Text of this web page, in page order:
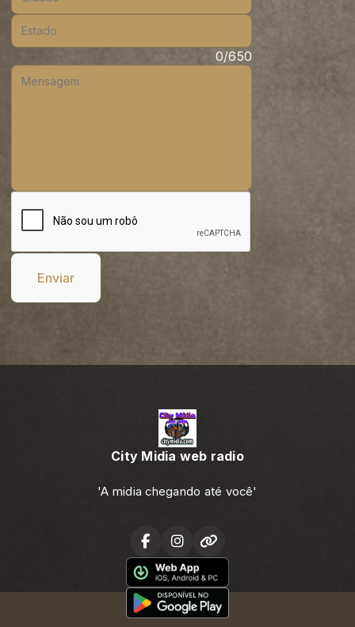
Estado:
0/650
Enviar
City Midia web radio
'A midia chegando até você'